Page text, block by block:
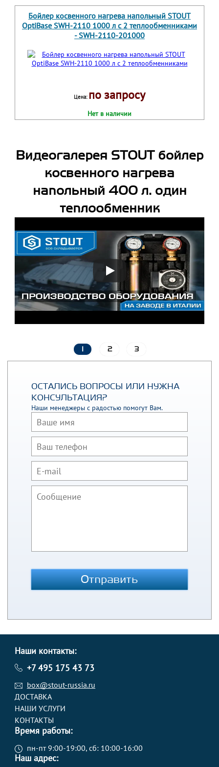
Бойлер косвенного нагрева напольный STOUT
OptiBase SWH-2110 1000 л с 2 теплообменниками
- SWH-2110-201000
Цена: по запросу
Нет в наличии
Видеогалерея STOUT бойлер
косвенного нагрева
напольный 400 л. один
теплообменник
2 3
ОСТАЛИСЬ ВОПРОСЫ ИЛИ НУЖНА
КОНСУЛЬТАЦИЯ?
Наши менеджеры с радостью помогут Вам.
Отправить
Наши контакты:
+7 495 175 43 73
box@stout-russia.ru
ДОСТАВКА
НАШИ УСЛУГИ
КОНТАКТЫ
Время работы:
пн-пт 9:00-19:00, сб: 10:00-16:00
Наш адрес: